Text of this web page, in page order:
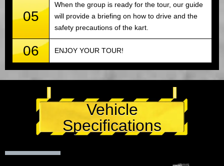
05
When the group is ready for the tour, our guide
will provide a briefing on how to drive and the
safety precautions of the kart.
06 ENJOY YOUR TOUR!
Vehicle
Specifications